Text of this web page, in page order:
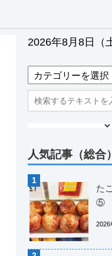
2026年8月8日（
人気記事（総合）
た
⑤
2026